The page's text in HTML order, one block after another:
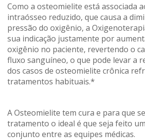
Como a osteomielite está associada
intraósseo reduzido, que causa a
pressão do oxigênio, a
sua indicação justamente por
oxigênio no paciente, revertendo o
fluxo sanguíneo, o que pode levar a
dos casos de osteomielite crônica
tratamentos habituais.*
A Osteomielite tem cura e para que
tratamento o ideal é que seja feito
conjunto entre as equipes médicas.